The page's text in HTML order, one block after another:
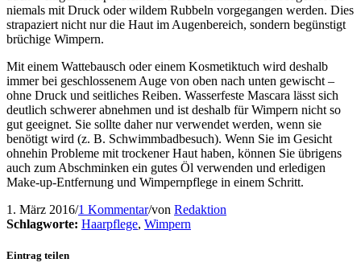
niemals mit Druck oder wildem Rubbeln vorgegangen werden. Dies
strapaziert nicht nur die Haut im Augenbereich, sondern begünstigt
brüchige Wimpern.
Mit einem Wattebausch oder einem Kosmetiktuch wird deshalb
immer bei geschlossenem Auge von oben nach unten gewischt –
ohne Druck und seitliches Reiben. Wasserfeste Mascara lässt sich
deutlich schwerer abnehmen und ist deshalb für Wimpern nicht so
gut geeignet. Sie sollte daher nur verwendet werden, wenn sie
benötigt wird (z. B. Schwimmbadbesuch). Wenn Sie im Gesicht
ohnehin Probleme mit trockener Haut haben, können Sie übrigens
auch zum Abschminken ein gutes Öl verwenden und erledigen
Make-up-Entfernung und Wimpernpflege in einem Schritt.
1. März 2016/1 Kommentar/von Redaktion
Schlagworte: Haarpflege, Wimpern
Eintrag teilen